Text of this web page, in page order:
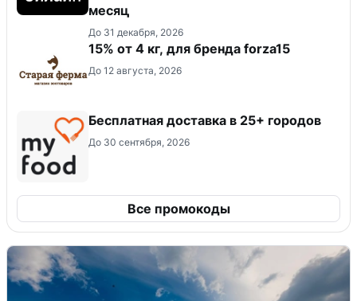
месяц
До 31 декабря, 2026
15% от 4 кг, для бренда forza15
До 12 августа, 2026
Бесплатная доставка в 25+ городов
До 30 сентября, 2026
Все промокоды